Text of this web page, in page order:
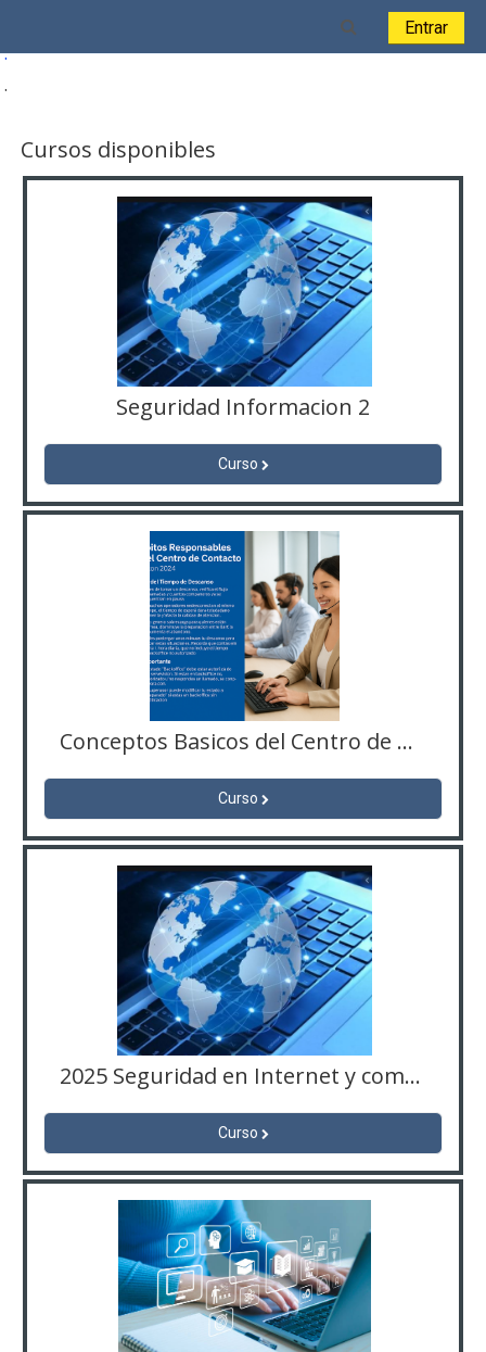
Toggle search
Entrar
.
.
Cursos disponibles
Seguridad Informacion 2
Curso
Conceptos Basicos del Centro de Contactos
Curso
2025 Seguridad en Internet y como protegerse de las amenazas
Curso